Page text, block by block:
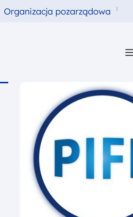
Organizacja pozarządowa